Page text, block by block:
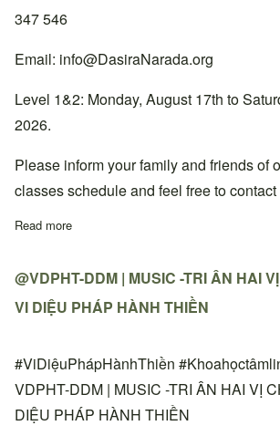
347 546
Email: info@DasiraNarada.org
Level 1&2: Monday, August 17th to
2026.
Please inform your family and friends of
classes schedule and feel free to
Read more
@VDPHT-DDM | MUSIC -TRI ÂN HAI
VI DIỆU PHÁP HÀNH THIỀN
#ViDiệuPhápHànhThiền
VDPHT-DDM | MUSIC -TRI ÂN HAI VỊ
DIỆU PHÁP HÀNH THIỀN